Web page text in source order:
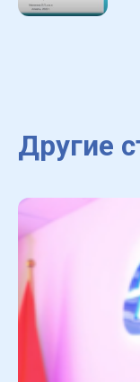
Другие